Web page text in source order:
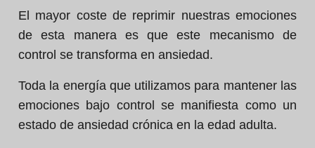
El mayor coste de reprimir nuestras emociones
de esta manera es que este mecanismo de
control se transforma en ansiedad.
Toda la energía que utilizamos para mantener las
emociones bajo control se manifiesta como un
estado de ansiedad crónica en la edad adulta.